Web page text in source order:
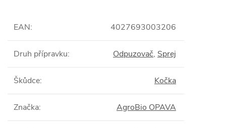
EAN: 4027693003206
Druh přípravku: Odpuzovač, Sprej
Škůdce: Kočka
Značka: AgroBio OPAVA